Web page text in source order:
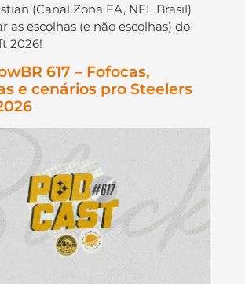
(Canal Zona FA, NFL Brasil)
as escolhas (e não escolhas) do
2026!
617 – Fofocas,
e cenários pro Steelers